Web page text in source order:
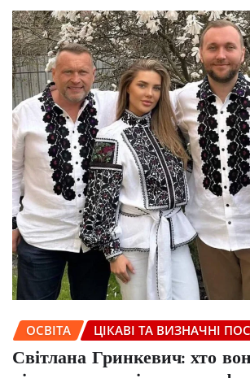
ОСВІТА ЦІКАВІ ТА ВИЗНАЧНІ
Світлана Гринкевич: хто